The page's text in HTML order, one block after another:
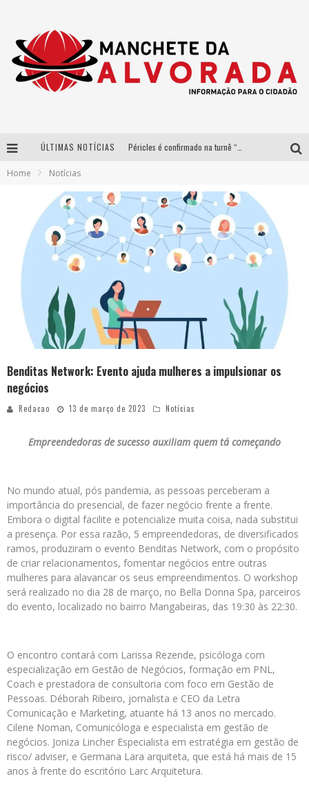
ÚLTIMAS NOTÍCIAS
Democratização do malte: Proibida utiliza estratégia de custo-benefício para o lazer do brasileiro
Yan traz a turnê nacional do PagodYANdo para Belo Horizonte
Home Notícias
Benditas Network: Evento ajuda mulheres a impulsionar os
negócios
Redacao 13 de março de 2023 Notícias
Empreendedoras de sucesso auxiliam quem tá começando
No mundo atual, pós pandemia, as pessoas perceberam a
importância do presencial, de fazer negócio frente a frente.
Embora o digital facilite e potencialize muita coisa, nada substitui
a presença. Por essa razão, 5 empreendedoras, de diversificados
ramos, produziram o evento Benditas Network, com o propósito
de criar relacionamentos, fomentar negócios entre outras
mulheres para alavancar os seus empreendimentos. O workshop
será realizado no dia 28 de março, no Bella Donna Spa, parceiros
do evento, localizado no bairro Mangabeiras, das 19:30 às 22:30.
O encontro contará com Larissa Rezende, psicóloga com
especialização em Gestão de Negócios, formação em PNL,
Coach e prestadora de consultoria com foco em Gestão de
Pessoas. Déborah Ribeiro, jornalista e CEO da Letra
Comunicação e Marketing, atuante há 13 anos no mercado.
Cilene Noman, Comunicóloga e especialista em gestão de
negócios. Joniza Lincher Especialista em estratégia em gestão de
risco/ adviser, e Germana Lara arquiteta, que está há mais de 15
anos à frente do escritório Larc Arquitetura.